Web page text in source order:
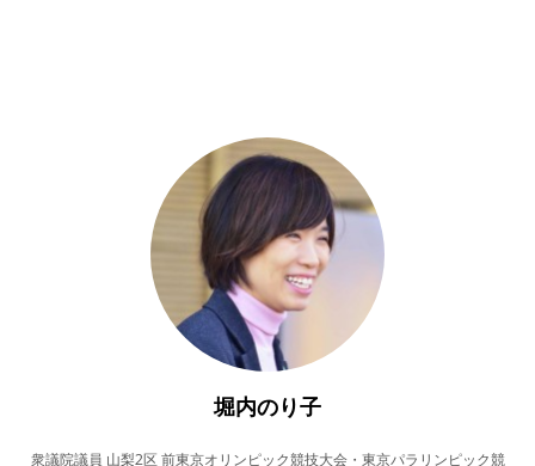
堀内のり子
衆議院議員 山梨2区 前東京オリンピック競技大会・東京パラリンピック競